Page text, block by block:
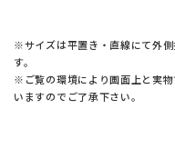
※サイズは平置き・直線にて外
す。
※ご覧の環境により画面上と実
いますのでご了承下さい。